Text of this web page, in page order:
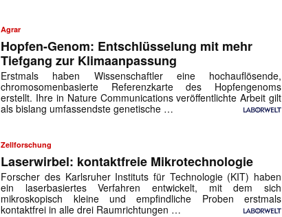
Agrar
Hopfen-Genom: Entschlüsselung mit mehr
Tiefgang zur Klimaanpassung
Erstmals haben Wissenschaftler eine hochauflösende,
chromosomenbasierte Referenzkarte des Hopfengenoms
erstellt. Ihre in Nature Communications veröffentlichte Arbeit gilt
als bislang umfassendste genetische …
Zellforschung
Laserwirbel: kontaktfreie Mikrotechnologie
Forscher des Karlsruher Instituts für Technologie (KIT) haben
ein laserbasiertes Verfahren entwickelt, mit dem sich
mikroskopisch kleine und empfindliche Proben erstmals
kontaktfrei in alle drei Raumrichtungen …